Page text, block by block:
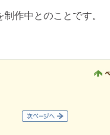
作中とのことです。